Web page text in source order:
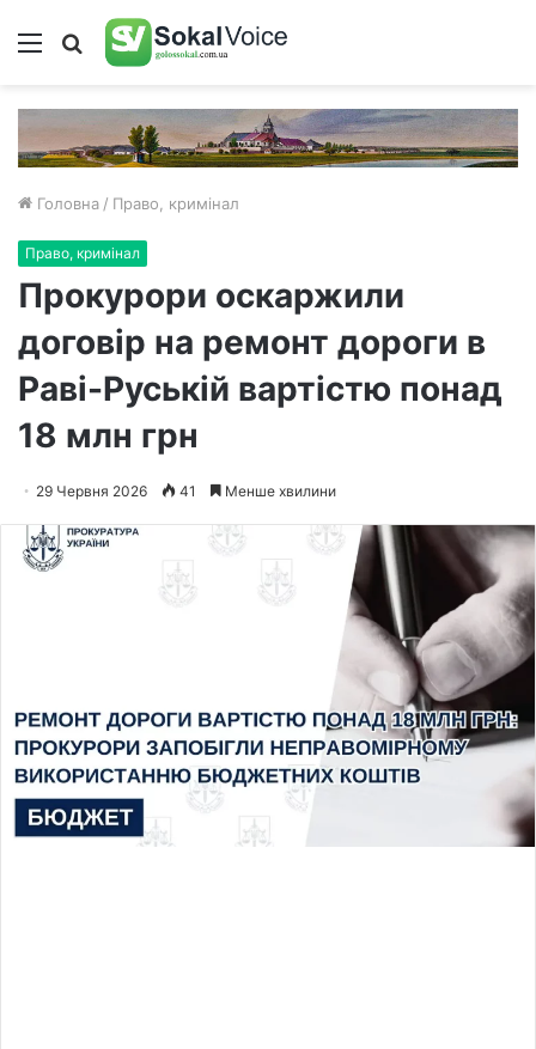
Меню Пошук
Головна / Право, кримінал
Право, кримінал
Прокурори оскаржили
договір на ремонт дороги в
Раві-Руській вартістю понад
18 млн грн
29 Червня 2026 41 Менше хвилини